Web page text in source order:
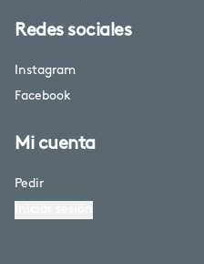
Redes sociales
Instagram
Facebook
Mi cuenta
Pedir